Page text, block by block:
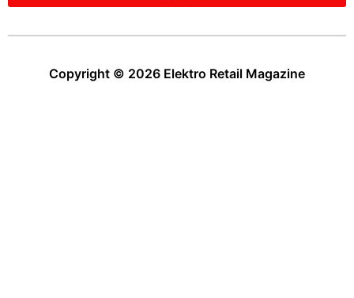
Copyright © 2026 Elektro Retail Magazine